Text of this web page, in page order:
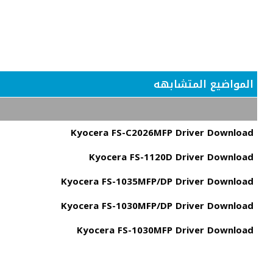
المواضيع المتشابهه
Kyocera FS-C2026MFP Driver Download
Kyocera FS-1120D Driver Download
Kyocera FS-1035MFP/DP Driver Download
Kyocera FS-1030MFP/DP Driver Download
Kyocera FS-1030MFP Driver Download